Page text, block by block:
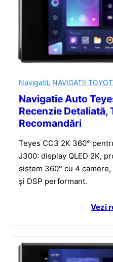
Navigatii, NAVIGATII
Navigatie Auto
Recenzie Detaliată,
Recomandări
Teyes CC3 2K 360°
J300: display QLED 2K,
sistem 360° cu 4
și DSP performant.
Vezi